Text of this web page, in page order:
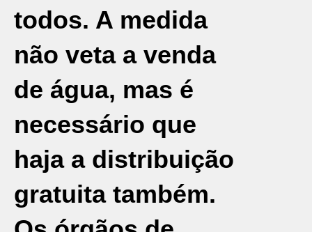
todos. A medida
não veta a venda
de água, mas é
necessário que
haja a distribuição
gratuita também.